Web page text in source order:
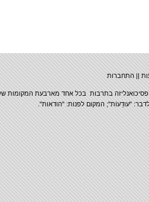
התחברות
בתרבות בכל אחד מארבעת המקומות שלו:
"עודֵעוֹת"; המקום לפנות: "הודאות".